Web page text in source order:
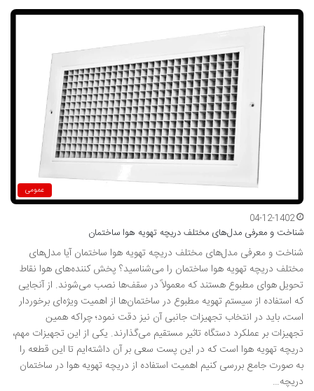
عمومی
04-12-1402
شناخت و معرفی مدل‌های مختلف دریچه تهویه هوا ساختمان
شناخت و معرفی مدل‌های مختلف دریچه تهویه هوا ساختمان آیا مدل‌های
مختلف دریچه تهویه هوا ساختمان را می‌شناسید؟ پخش کننده‌های هوا نقاط
تحویل هوای مطبوع هستند که معمولاً در سقف‌ها نصب می‌شوند. از آنجایی
که استفاده از سیستم تهویه مطبوع در ساختمان‌ها از اهمیت ویژه‌ای برخوردار
است، باید در انتخاب تجهیزات جانبی آن نیز دقت نمود؛ چراکه همین
تجهیزات بر عملکرد دستگاه تاثیر مستقیم می‌گذارند. یکی از این تجهیزات مهم،
دریچه تهویه هوا است که در این پست سعی بر آن داشته‌ایم تا این قطعه را
به صورت جامع بررسی کنیم اهمیت استفاده از دریچه تهویه هوا در ساختمان
دریچه…